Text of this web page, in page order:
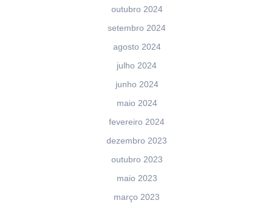
outubro 2024
setembro 2024
agosto 2024
julho 2024
junho 2024
maio 2024
fevereiro 2024
dezembro 2023
outubro 2023
maio 2023
março 2023